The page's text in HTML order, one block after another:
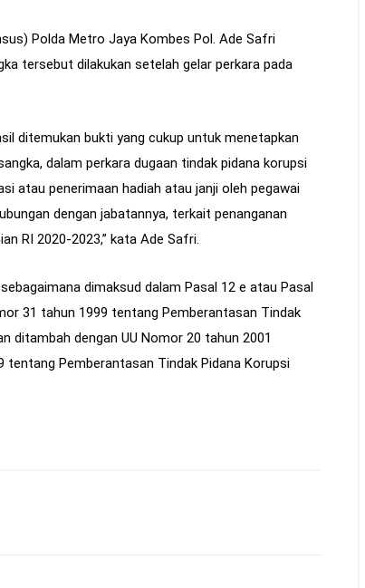
Polda Metro Jaya Kombes Pol. Ade Safri
tersebut dilakukan setelah gelar perkara pada
ditemukan bukti yang cukup untuk menetapkan
dalam perkara dugaan tindak pidana korupsi
atau penerimaan hadiah atau janji oleh pegawai
dengan jabatannya, terkait penanganan
RI 2020-2023,” kata Ade Safri.
dimaksud dalam Pasal 12 e atau Pasal
31 tahun 1999 tentang Pemberantasan Tindak
ditambah dengan UU Nomor 20 tahun 2001
tentang Pemberantasan Tindak Pidana Korupsi